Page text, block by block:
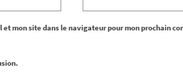
et mon site dans le navigateur pour mon prochain